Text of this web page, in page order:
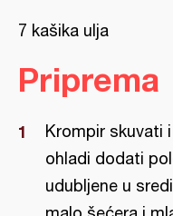
7 kašika ulja
Priprema
Krompir skuvati
ohladi dodati
udubljene u